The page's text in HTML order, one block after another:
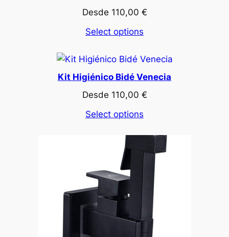
Desde 110,00 €
Select options
Kit Higiénico Bidé Venecia
Desde 110,00 €
Select options